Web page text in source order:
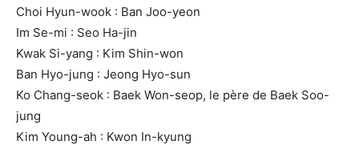
Choi Hyun-wook : Ban Joo-yeon
Im Se-mi : Seo Ha-jin
Kwak Si-yang : Kim Shin-won
Ban Hyo-jung : Jeong Hyo-sun
Ko Chang-seok : Baek Won-seop, le père de Baek Soo-
jung
Kim Young-ah : Kwon In-kyung